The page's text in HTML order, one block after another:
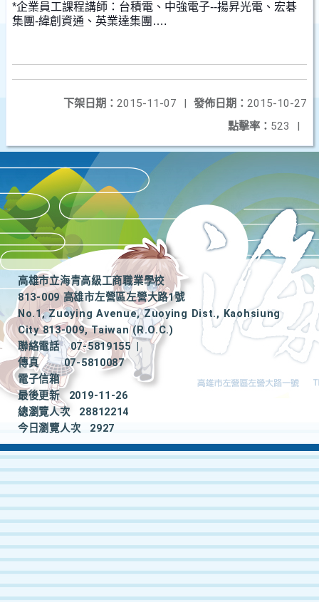
*企業員工課程講師：台積電、中強電子--揚昇光電、宏碁
集團-緯創資通、英業達集團….
發佈日期： 2015-10-27
下架日期： 2015-11-07
|
點擊率： 523 |
高雄市立海青高級工商職業學校
813-009 高雄市左營區左營大路1號
No.1, Zuoying Avenue, Zuoying Dist., Kaohsiung
City 813-009, Taiwan (R.O.C.)
聯絡電話
07-5819155
|
傳真
07-5810087
電子信箱
最後更新
2019-11-26
總瀏覽人次
28812214
今日瀏覽人次
2927